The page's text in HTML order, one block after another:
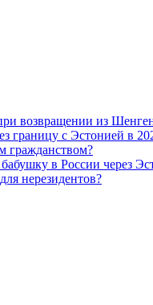
возвращении из
границу с Эстонией в
гражданством?
в России через
нерезидентов?